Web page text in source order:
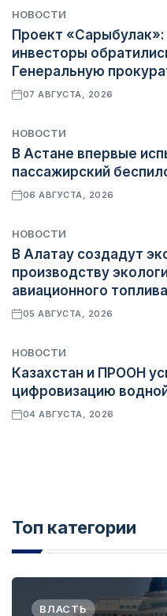
НОВОСТИ
Проект «Сарыбулак»:
инвесторы
Генеральную
07 АВГУСТА, 2026
НОВОСТИ
В Астане впервые
пассажирский
06 АВГУСТА, 2026
НОВОСТИ
В Алатау создадут
производству
авиационного топлива
05 АВГУСТА, 2026
НОВОСТИ
Казахстан и ПРООН
цифровизацию
04 АВГУСТА, 2026
Топ категории
ВЛАСТЬ